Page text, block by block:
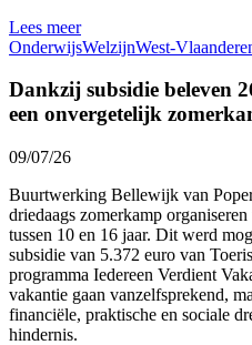
Lees meer
OnderwijsWelzijnWest-
Dankzij subsidie beleven
een onvergetelijk
09/07/26
Buurtwerking Bellewijk van
driedaags zomerkamp
tussen 10 en 16 jaar. Dit werd
subsidie van 5.372 euro van
programma Iedereen Verdient
vakantie gaan vanzelfsprekend,
financiële, praktische en sociale
hindernis.